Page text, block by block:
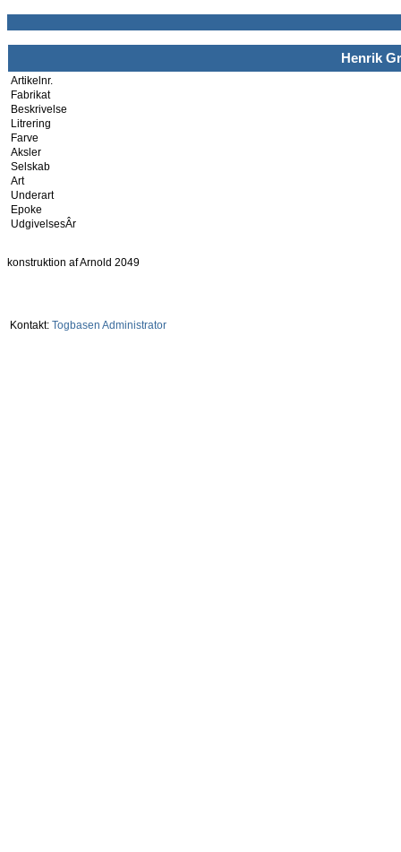
Henrik
Artikelnr.
Fabrikat
Beskrivelse
Litrering
Farve
Aksler
Selskab
Art
Underart
Epoke
UdgivelsesÂr
konstruktion af Arnold 2049
Kontakt: Togbasen Administrator